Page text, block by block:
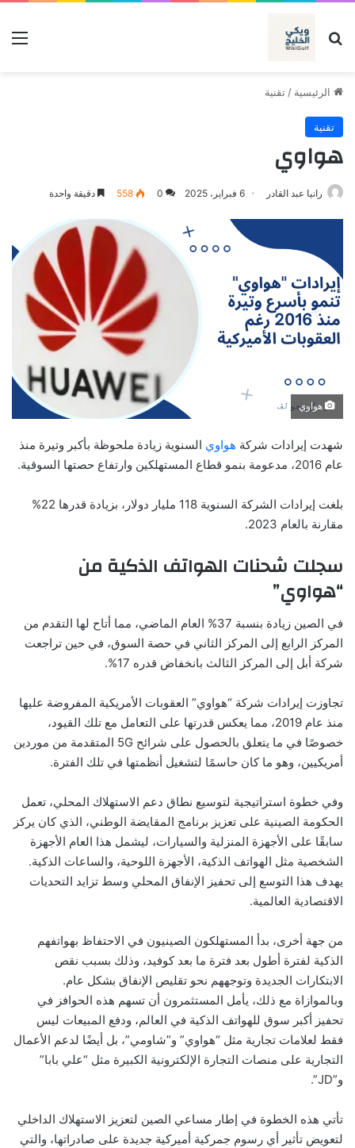
بحث عن
الرئيسية / تقنية
تقنية
هواوي
رانيا عبد القادر 6 فبراير، 2025 0
558 دقيقة واحدة
هواوي
شهدت إيرادات شركة هواوي السنوية زيادة ملحوظة بأكبر وتيرة منذ
عام 2016، مدعومة بنمو قطاع المستهلكين وارتفاع حصتها السوقية.
بلغت إيرادات الشركة السنوية 118 مليار دولار، بزيادة قدرها 22%
مقارنة بالعام 2023.
سجلت شحنات الهواتف الذكية من
“هواوي”
في الصين زيادة بنسبة 37% العام الماضي، مما أتاح لها التقدم من
المركز الرابع إلى المركز الثاني في حصة السوق، في حين تراجعت
شركة أبل إلى المركز الثالث بانخفاض قدره 17%.
تجاوزت إيرادات شركة “هواوي” العقوبات الأمريكية المفروضة عليها
منذ عام 2019، مما يعكس قدرتها على التعامل مع تلك القيود،
خصوصًا في ما يتعلق بالحصول على شرائح 5G المتقدمة من موردين
أمريكيين، وهو ما كان حاسمًا لتشغيل أنظمتها في تلك الفترة.
وفي خطوة استراتيجية لتوسيع نطاق دعم الاستهلاك المحلي، تعمل
الحكومة الصينية على تعزيز برنامج المقايضة الوطني، الذي كان يركز
سابقًا على الأجهزة المنزلية والسيارات، ليشمل هذا العام الأجهزة
الشخصية مثل الهواتف الذكية، الأجهزة اللوحية، والساعات الذكية.
يهدف هذا التوسع إلى تحفيز الإنفاق المحلي وسط تزايد التحديات
الاقتصادية العالمية.
من جهة أخرى، بدأ المستهلكون الصينيون في الاحتفاظ بهواتفهم
الذكية لفترة أطول بعد فترة ما بعد كوفيد، وذلك بسبب نقص
الابتكارات الجديدة وتوجههم نحو تقليص الإنفاق بشكل عام.
وبالموازاة مع ذلك، يأمل المستثمرون أن تسهم هذه الحوافز في
تحفيز أكبر سوق للهواتف الذكية في العالم، ودفع المبيعات ليس
فقط لعلامات تجارية مثل “هواوي” و”شاومي”، بل أيضًا لدعم الأعمال
التجارية على منصات التجارة الإلكترونية الكبيرة مثل “علي بابا”
و”JD”.
تأتي هذه الخطوة في إطار مساعي الصين لتعزيز الاستهلاك الداخلي
لتعويض تأثير أي رسوم جمركية أميركية جديدة على صادراتها، والتي